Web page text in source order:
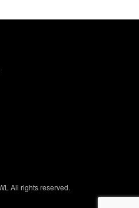
All rights reserved.